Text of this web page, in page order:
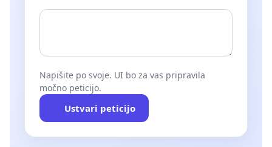
Napišite po svoje. UI bo za vas pripravila
močno peticijo.
Ustvari peticijo